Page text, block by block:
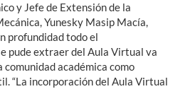
y Jefe de Extensión de la
Yunesky Masip Macía,
profundidad todo el
pude extraer del Aula Virtual va
académica como
“La incorporación del Aula Virtual